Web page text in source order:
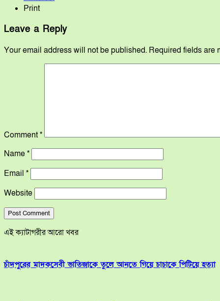
Print
Leave a Reply
Your email address will not be published. Required fields are
Comment*
Name*
Email *
Website
এই ক্যাটাগরীর আরো খবর
চাঁদপুরের মাদকসেবী ভাতিজাকে তুলে আনতে গিয়ে চাচাকে পিটিয়ে হত্যা